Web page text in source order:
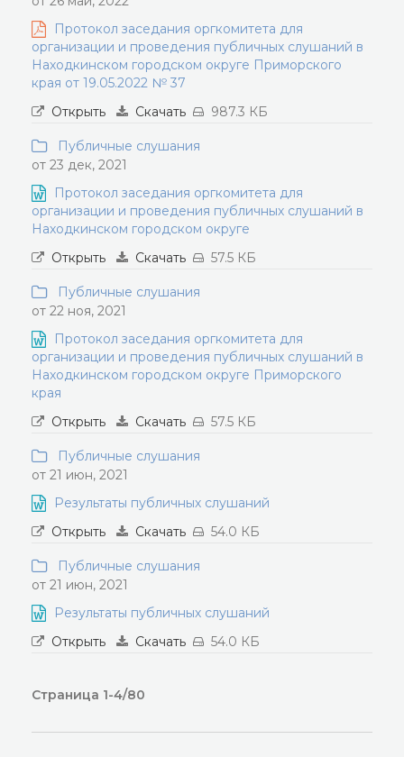
Протокол заседания оргкомитета для
организации и проведения публичных слушаний в
Находкинском городском округе Приморского
края от 19.05.2022 № 37
Открыть
Скачать 987.3 КБ
Публичные слушания
от 23 дек, 2021
Протокол заседания оргкомитета для
организации и проведения публичных слушаний в
Находкинском городском округе
Открыть
Скачать 57.5 КБ
Публичные слушания
от 22 ноя, 2021
Протокол заседания оргкомитета для
организации и проведения публичных слушаний в
Находкинском городском округе Приморского
края
Открыть
Скачать 57.5 КБ
Публичные слушания
от 21 июн, 2021
Результаты публичных слушаний
Открыть
Скачать 54.0 КБ
Публичные слушания
от 21 июн, 2021
Результаты публичных слушаний
Открыть
Скачать 54.0 КБ
Страница 1-4/80